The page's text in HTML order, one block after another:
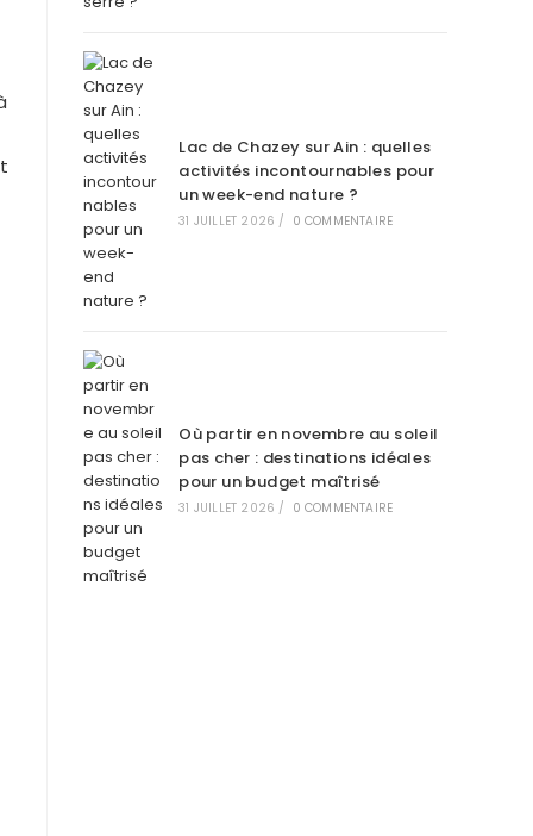
Lac de Chazey sur Ain : quelles
activités incontournables pour
un week-end nature ?
31 JUILLET 2026 / 0 COMMENTAIRE
Où partir en novembre au soleil
pas cher : destinations idéales
pour un budget maîtrisé
31 JUILLET 2026 / 0 COMMENTAIRE